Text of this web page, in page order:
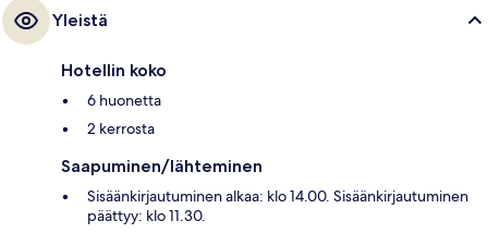
Yleistä
Hotellin koko
6 huonetta
2 kerrosta
Saapuminen/lähteminen
Sisäänkirjautuminen alkaa: klo 14.00. Sisäänkirjautuminen
päättyy: klo 11.30.